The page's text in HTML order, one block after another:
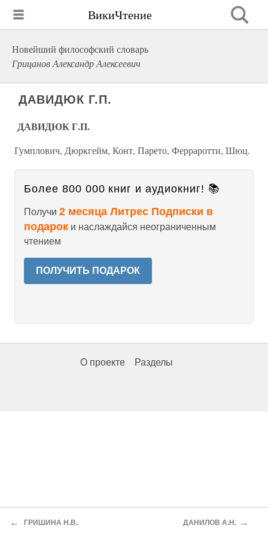
ВикиЧтение
Новейший философский словарь
Грицанов Александр Алексеевич
ДАВИДЮК Г.П.
ДАВИДЮК Г.П.
Гумплович, Дюркгейм, Конт, Парето, Ферраротти, Шюц.
Более 800 000 книг и аудиокниг! 📚
Получи 2 месяца Литрес Подписки в
подарок и наслаждайся неограниченным
чтением
ПОЛУЧИТЬ ПОДАРОК
О проекте Разделы
← ГРИШИНА Н.В. ДАНИЛОВ А.Н. →